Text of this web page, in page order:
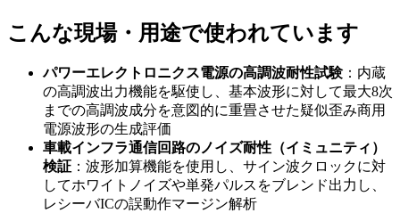
こんな現場・用途で使われています
パワーエレクトロニクス電源の高調波耐性試験：内蔵
の高調波出力機能を駆使し、基本波形に対して最大8次
までの高調波成分を意図的に重畳させた疑似歪み商用
電源波形の生成評価
車載インフラ通信回路のノイズ耐性（イミュニティ）
検証 ：波形加算機能を使用し、サイン波クロックに対
してホワイトノイズや単発パルスをブレンド出力し、
レシーバICの誤動作マージン解析